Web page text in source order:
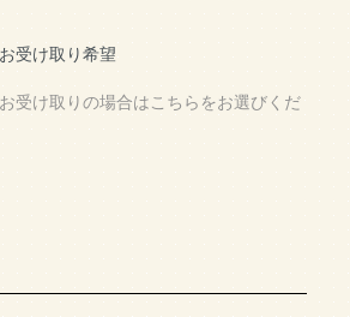
受け取り希望
受け取りの場合はこちらをお選びくだ